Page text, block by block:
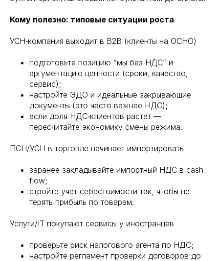
Кому полезно: типовые ситуации роста
УСН‑компания выходит в B2B (клиенты на ОСНО)
подготовьте позицию “мы без НДС” и
аргументацию ценности (сроки, качество,
сервис);
настройте ЭДО и идеальные закрывающие
документы (это часто важнее НДС);
если доля НДС‑клиентов растет —
пересчитайте экономику смены режима.
ПСН/УСН в торговле начинает импортировать
заранее закладывайте импортный НДС в cash-
flow;
стройте учет себестоимости так, чтобы не
терять прибыль по товарам.
Услуги/IT покупают сервисы у иностранцев
проверьте риск налогового агента по НДС;
настройте регламент проверки договоров до